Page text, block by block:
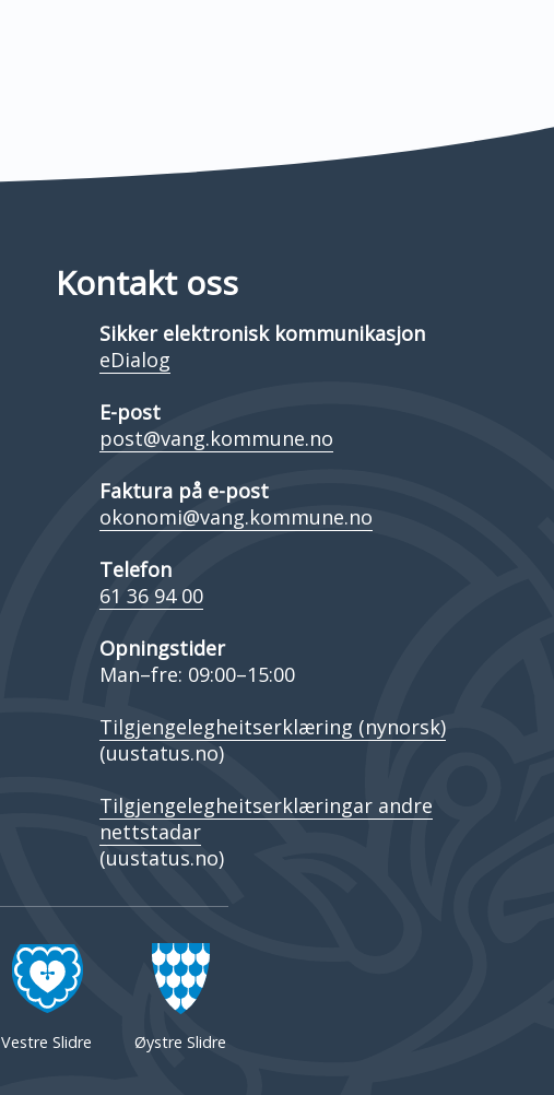
Kontakt oss
Sikker elektronisk kommunikasjon
eDialog
E-post
post@vang.kommune.no
Faktura på e-post
okonomi@vang.kommune.no
Telefon
61 36 94 00
Opningstider
Man–fre: 09:00–15:00
Tilgjengelegheitserklæring (nynorsk)
(uustatus.no)
Tilgjengelegheitserklæringar andre
nettstadar
(uustatus.no)
Vestre Slidre Øystre Slidre